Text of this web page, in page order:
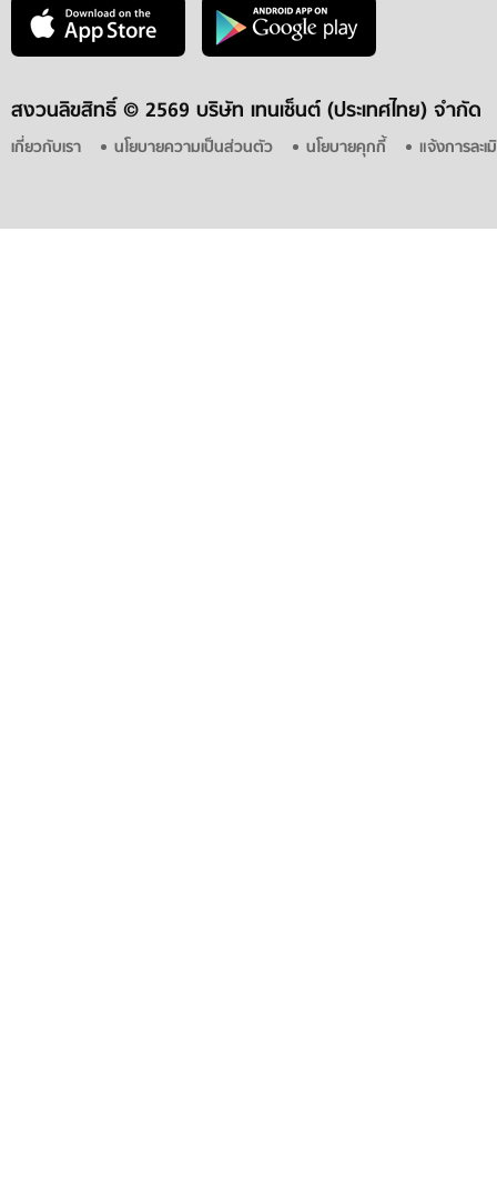
สงวนลิขสิทธิ์ © 2569 บริษัท เทนเซ็นต์ (ประเทศไทย) จำกัด
เกี่ยวกับเรา นโยบายความเป็นส่วนตัว นโยบายคุกกี้ แจ้งการละ